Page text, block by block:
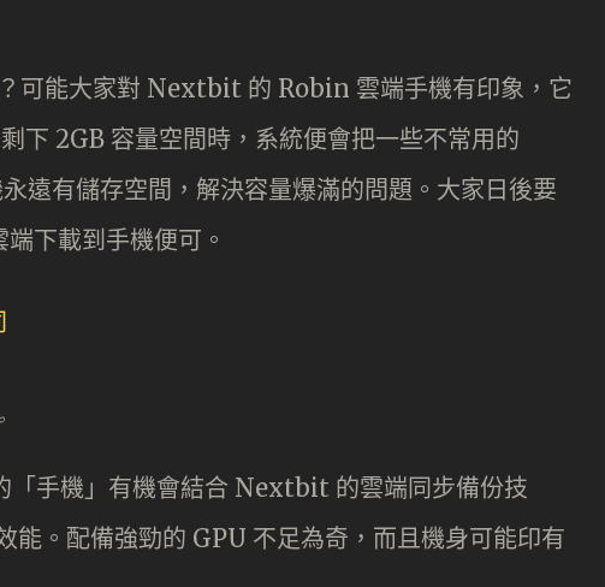
可能大家對 Nextbit 的 Robin 雲端手機有印象，它
下 2GB 容量空間時，系統便會把一些不常用的
遠有儲存空間，解決容量爆滿的問題。大家日後要
下載到手機便可。
「手機」有機會結合 Nextbit 的雲端同步備份技
能。配備強勁的 GPU 不足為奇，而且機身可能印有